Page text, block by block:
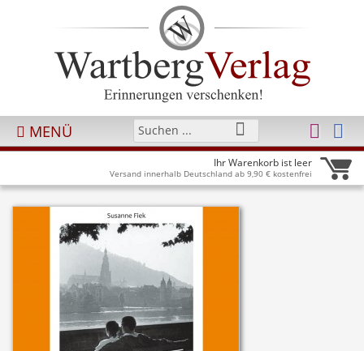
MENÜ
Ihr Warenkorb ist leer
Versand innerhalb Deutschland ab 9,90 € kostenfrei